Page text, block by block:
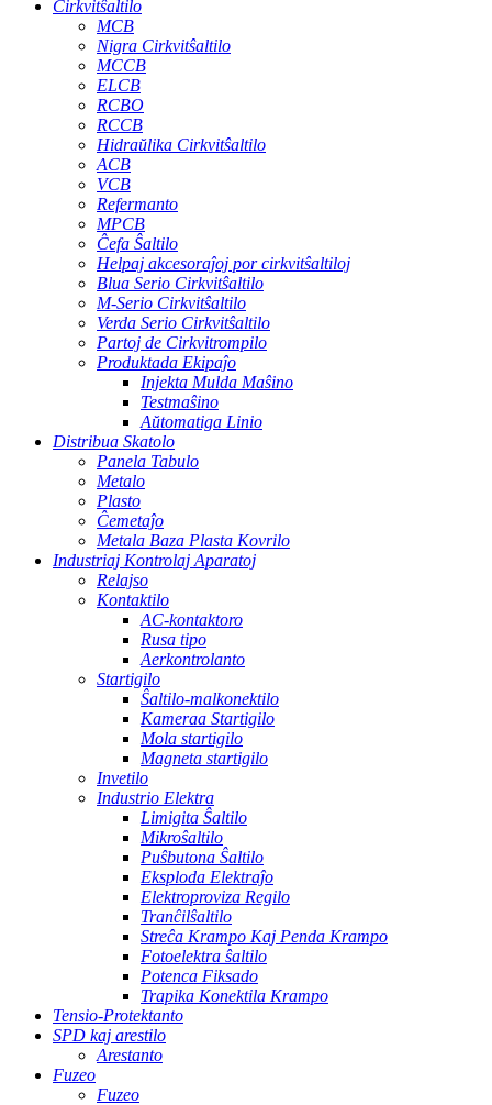
Cirkvitŝaltilo
MCB
Nigra Cirkvitŝaltilo
MCCB
ELCB
RCBO
RCCB
Hidraŭlika Cirkvitŝaltilo
ACB
VCB
Refermanto
MPCB
Ĉefa Ŝaltilo
Helpaj akcesoraĵoj por cirkvitŝaltiloj
Blua Serio Cirkvitŝaltilo
M-Serio Cirkvitŝaltilo
Verda Serio Cirkvitŝaltilo
Partoj de Cirkvitrompilo
Produktada Ekipaĵo
Injekta Mulda Maŝino
Testmaŝino
Aŭtomatiga Linio
Distribua Skatolo
Panela Tabulo
Metalo
Plasto
Ĉemetaĵo
Metala Baza Plasta Kovrilo
Industriaj Kontrolaj Aparatoj
Relajso
Kontaktilo
AC-kontaktoro
Rusa tipo
Aerkontrolanto
Startigilo
Ŝaltilo-malkonektilo
Kameraa Startigilo
Mola startigilo
Magneta startigilo
Invetilo
Industrio Elektra
Limigita Ŝaltilo
Mikroŝaltilo
Puŝbutona Ŝaltilo
Eksploda Elektraĵo
Elektroproviza Regilo
Tranĉilŝaltilo
Streĉa Krampo Kaj Penda Krampo
Fotoelektra ŝaltilo
Potenca Fiksado
Trapika Konektila Krampo
Tensio-Protektanto
SPD kaj arestilo
Arestanto
Fuzeo
Fuzeo